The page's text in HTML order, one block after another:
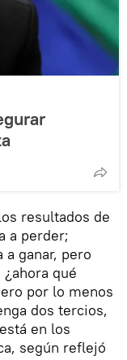
resultados de
a perder;
a ganar, pero
qué
por lo menos
dos tercios,
en los
según reflejó